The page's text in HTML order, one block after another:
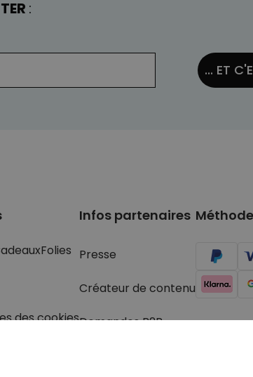
:
... ET
des cookies
Infos partenaires
Presse
Créateur de contenu
Demandes B2B